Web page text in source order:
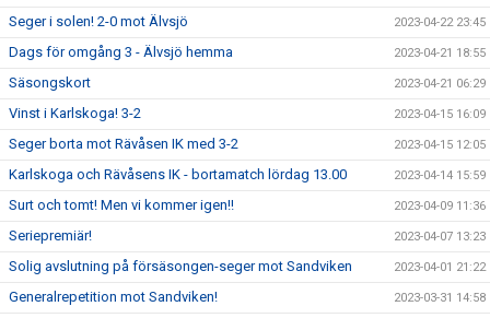
Seger i solen! 2-0 mot Älvsjö 2023-04-22 23:45
Dags för omgång 3 - Älvsjö hemma 2023-04-21 18:55
Säsongskort 2023-04-21 06:29
Vinst i Karlskoga! 3-2 2023-04-15 16:09
Seger borta mot Rävåsen IK med 3-2 2023-04-15 12:05
Karlskoga och Rävåsens IK - bortamatch lördag 13.00 2023-04-14 15:59
Surt och tomt! Men vi kommer igen!! 2023-04-09 11:36
Seriepremiär! 2023-04-07 13:23
Solig avslutning på försäsongen-seger mot Sandviken 2023-04-01 21:22
Generalrepetition mot Sandviken! 2023-03-31 14:58